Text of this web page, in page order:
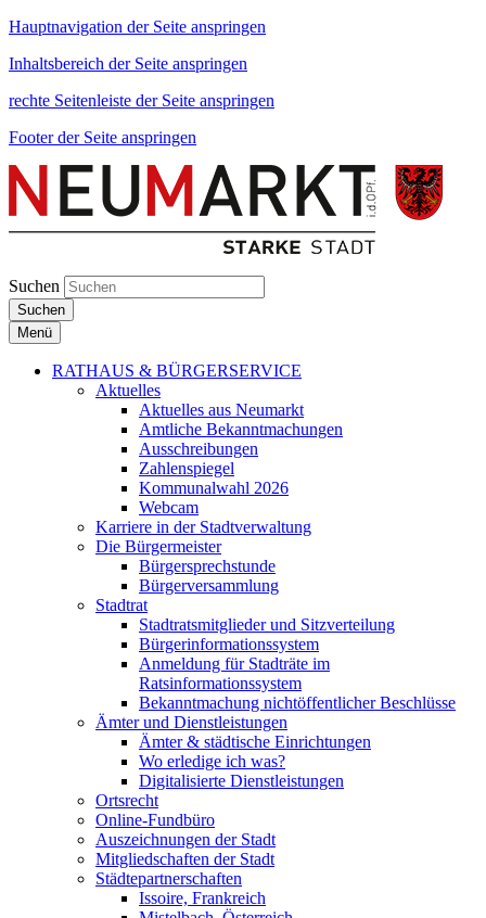
Hauptnavigation der Seite anspringen
Inhaltsbereich der Seite anspringen
rechte Seitenleiste der Seite anspringen
Footer der Seite anspringen
Suchen
Suchen
Menü
RATHAUS & BÜRGERSERVICE
Aktuelles
Aktuelles aus Neumarkt
Amtliche Bekanntmachungen
Ausschreibungen
Zahlenspiegel
Kommunalwahl 2026
Webcam
Karriere in der Stadtverwaltung
Die Bürgermeister
Bürgersprechstunde
Bürgerversammlung
Stadtrat
Stadtratsmitglieder und Sitzverteilung
Bürgerinformationssystem
Anmeldung für Stadträte im
Ratsinformationssystem
Bekanntmachung nichtöffentlicher Beschlüsse
Ämter und Dienstleistungen
Ämter & städtische Einrichtungen
Wo erledige ich was?
Digitalisierte Dienstleistungen
Ortsrecht
Online-Fundbüro
Auszeichnungen der Stadt
Mitgliedschaften der Stadt
Städtepartnerschaften
Issoire, Frankreich